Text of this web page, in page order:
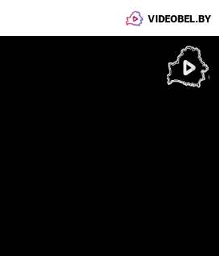
VIDEOBEL.BY